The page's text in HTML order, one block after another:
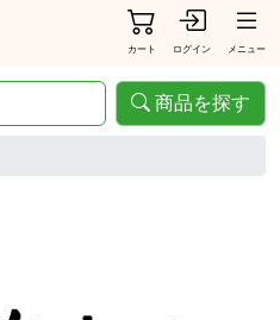
カート ログイン メニュー
商品を探す